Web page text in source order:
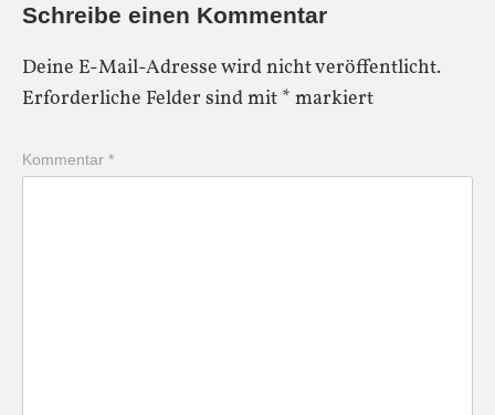
Schreibe einen Kommentar
Deine E-Mail-Adresse wird nicht veröffentlicht.
Erforderliche Felder sind mit * markiert
Kommentar *